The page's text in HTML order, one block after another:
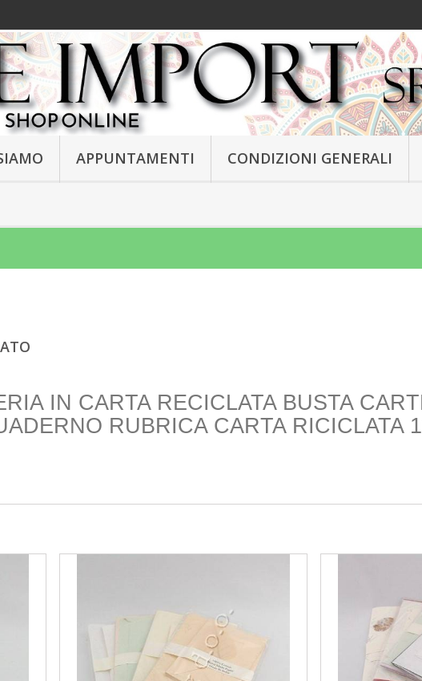
APPUNTAMENTI CONDIZIONI GENERALI
IN CARTA RECICLATA BUSTA
RUBRICA CARTA RICICLATA